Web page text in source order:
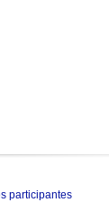
participantes